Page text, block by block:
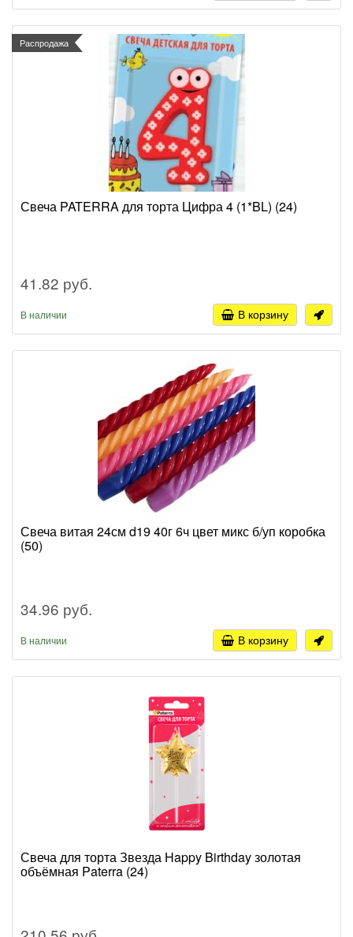
Распродажа
Свеча PATERRA для торта Цифра 4 (1*BL) (24)
41.82 руб.
В наличии В корзину
Свеча витая 24см d19 40г 6ч цвет микс б/уп коробка
(50)
34.96 руб.
В наличии В корзину
Свеча для торта Звезда Happy Birthday золотая
объёмная Paterra (24)